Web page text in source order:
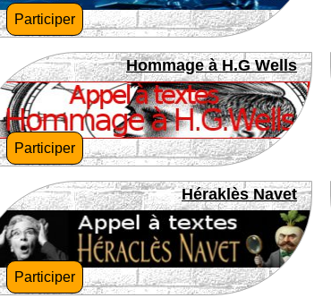
Participer
Hommage à H.G Wells
Participer
Héraklès Navet
Participer